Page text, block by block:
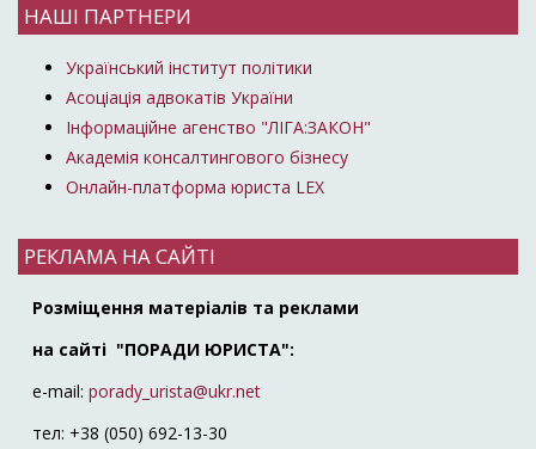
НАШІ ПАРТНЕРИ
Український інститут політики
Асоціація адвокатів України
Інформаційне агенство "ЛІГА:ЗАКОН"
Академія консалтингового бізнесу
Онлайн-платформа юриста LEX
РЕКЛАМА НА САЙТІ
Розміщення матеріалів та реклами
на сайті "ПОРАДИ ЮРИСТА":
e-mail: porady_urista@ukr.net
тел: +38 (050) 692-13-30